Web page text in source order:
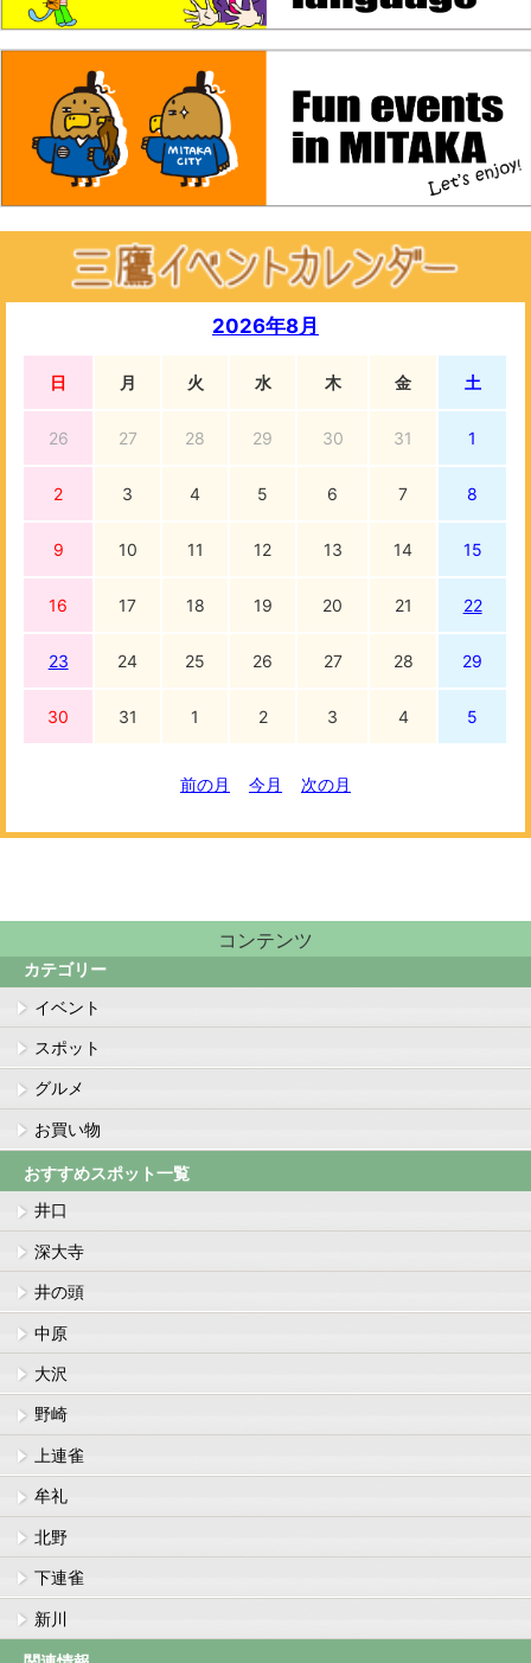
2026年8月
日 月 火 水 木 金 土
26 27 28 29 30 31 1
2 3 4 5 6 7 8
9 10 11 12 13 14 15
16 17 18 19 20 21 22
23 24 25 26 27 28 29
30 31 1 2 3 4 5
前の月 今月 次の月
コンテンツ
カテゴリー
イベント
スポット
グルメ
お買い物
おすすめスポット一覧
井口
深大寺
井の頭
中原
大沢
野崎
上連雀
牟礼
北野
下連雀
新川